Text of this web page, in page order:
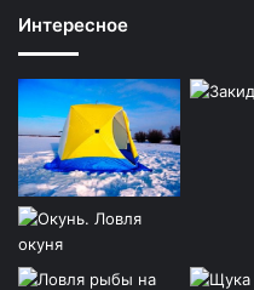
Интересное